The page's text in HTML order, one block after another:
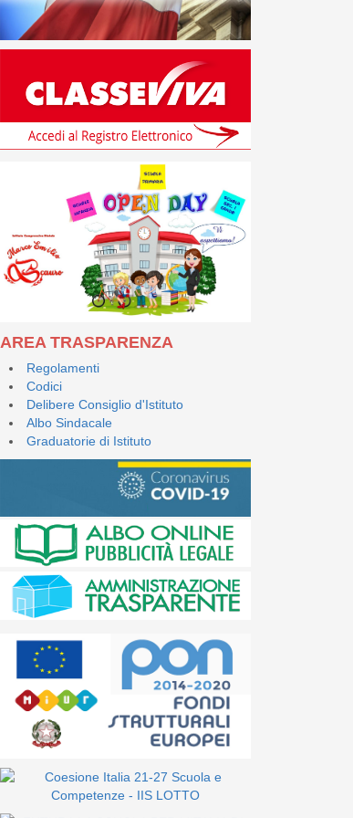
AREA TRASPARENZA
Regolamenti
Codici
Delibere Consiglio d'Istituto
Albo Sindacale
Graduatorie di Istituto